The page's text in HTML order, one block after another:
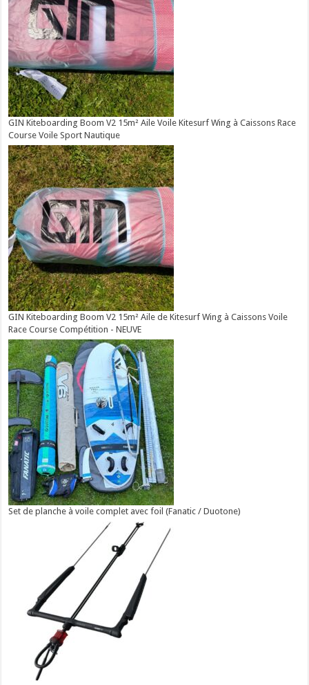
GIN Kiteboarding Boom V2 15m² Aile Voile Kitesurf Wing à Caissons Race
Course Voile Sport Nautique
GIN Kiteboarding Boom V2 15m² Aile de Kitesurf Wing à Caissons Voile
Race Course Compétition - NEUVE
Set de planche à voile complet avec foil (Fanatic / Duotone)